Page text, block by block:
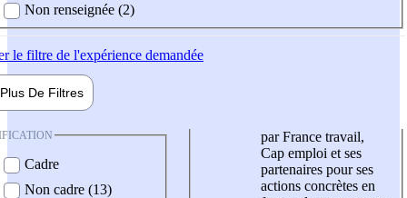
Non renseignée (2)
le filtre de l'expérience demandée
Plus De Filtres
Cadre
Non cadre (13)
par France travail,
Cap emploi et ses
partenaires pour ses
actions concrètes en